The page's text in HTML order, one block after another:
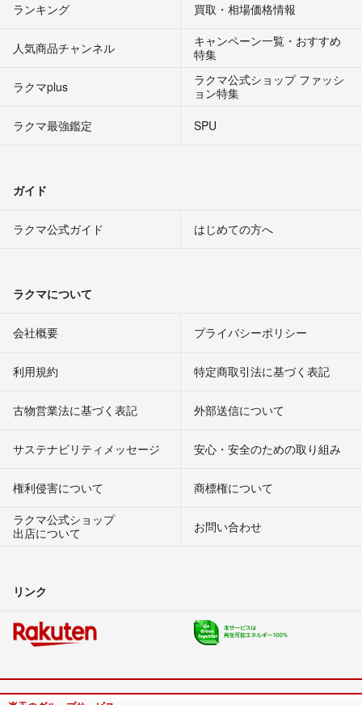
ランキング 買取・相場価格情報
人気商品チャンネル
キャンペーン一覧・おすすめ
特集
ラクマplus
ラクマ公式ショップ ファッシ
ョン特集
ラクマ最強鑑定
SPU
ガイド
ラクマ公式ガイド はじめての方へ
ラクマについて
会社概要 プライバシーポリシー
利用規約 特定商取引法に基づく表記
古物営業法に基づく表記 外部送信について
サステナビリティメッセージ 安心・安全のための取り組み
権利侵害について
商標権について
ラクマ公式ショップ
出店について
お問い合わせ
リンク